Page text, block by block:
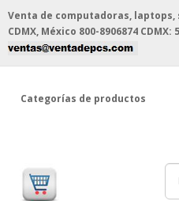
Venta de computadoras,
CDMX, México 800-8906874 CDMX:
Categorías de productos